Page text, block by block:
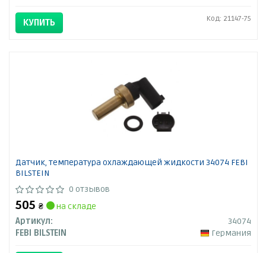
КУПИТЬ Код: 21147-75
Датчик, температура охлаждающей жидкости 34074 FEBI
BILSTEIN
0 отзывов
505 ₴
на складе
Артикул:
34074
FEBI BILSTEIN
Германия